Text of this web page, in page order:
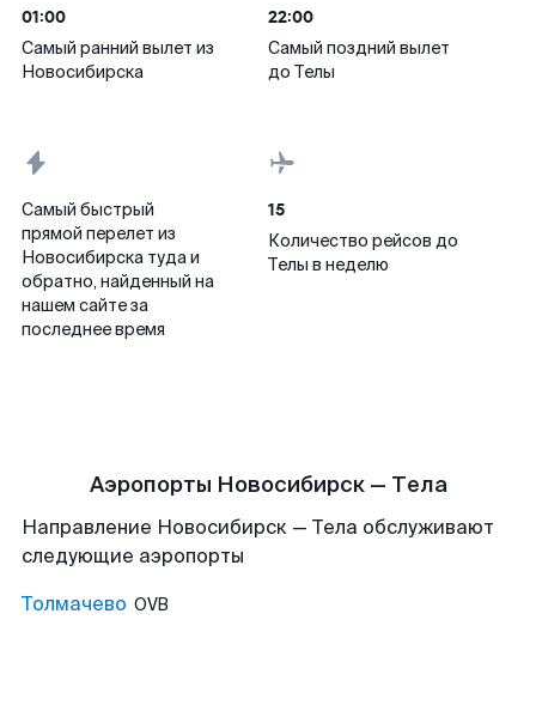
01:00
Самый ранний вылет из
Новосибирска
22:00
Самый поздний вылет
до Телы
Самый быстрый
прямой перелет из
Новосибирска туда и
обратно, найденный на
нашем сайте за
последнее время
15
Количество рейсов до
Телы в неделю
Аэропорты Новосибирск — Тела
Направление Новосибирск — Тела обслуживают
следующие аэропорты
Толмачево OVB